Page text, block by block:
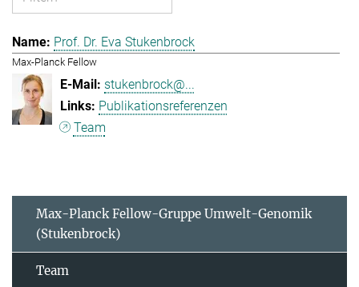
Prof. Dr. Eva Stukenbrock
Max-Planck Fellow
stukenbrock@...
Publikationsreferenzen
Team
Max-Planck Fellow-Gruppe Umwelt-Genomik
(Stukenbrock)
Team